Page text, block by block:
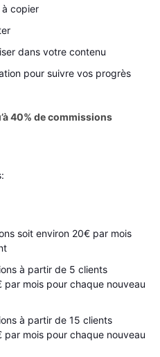
copier
dans votre contenu
pour suivre vos progrès
40% de commissions
soit environ 20€ par mois
à partir de 5 clients
mois pour chaque nouveau
à partir de 15 clients
mois pour chaque nouveau